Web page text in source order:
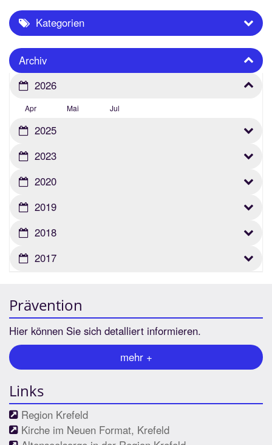
Kategorien
Archiv
2026
Apr Mai Jul
2025
2023
2020
2019
2018
2017
Prävention
Hier können Sie sich detalliert informieren.
mehr +
Links
Region Krefeld
Kirche im Neuen Format, Krefeld